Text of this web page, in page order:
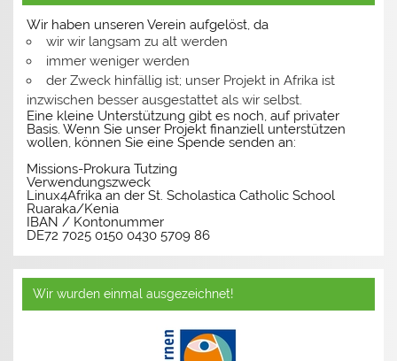
Wir haben unseren Verein aufgelöst, da
wir wir langsam zu alt werden
immer weniger werden
der Zweck hinfällig ist; unser Projekt in Afrika ist
inzwischen besser ausgestattet als wir selbst.
Eine kleine Unterstützung gibt es noch, auf privater
Basis. Wenn Sie unser Projekt finanziell unterstützen
wollen, können Sie eine Spende senden an:
Missions-Prokura Tutzing
Verwendungszweck
Linux4Afrika an der St. Scholastica Catholic School
Ruaraka/Kenia
IBAN / Kontonummer
DE72 7025 0150 0430 5709 86
Wir wurden einmal ausgezeichnet!